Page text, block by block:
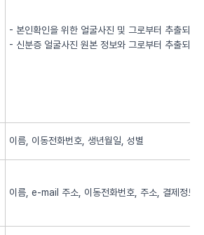
- 본인확인을 위한 얼굴사진 및 그로부터 추출되어
- 신분증 얼굴사진 원본 정보와 그로부터 추출되어
이름, 이동전화번호, 생년월일, 성별
이름, e-mail 주소, 이동전화번호, 주소, 결제정보,